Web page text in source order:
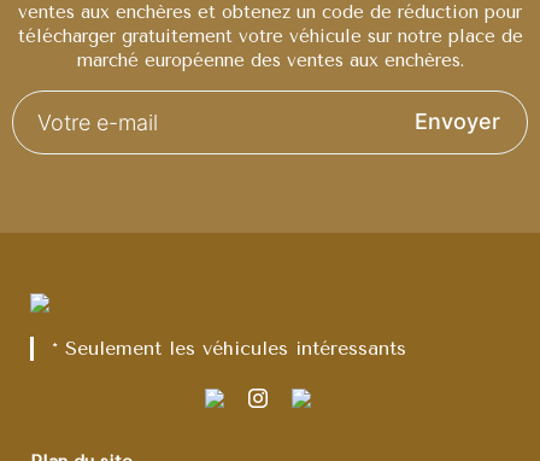
ventes aux enchères et obtenez un code de réduction pour
télécharger gratuitement votre véhicule sur notre place de
marché européenne des ventes aux enchères.
Envoyer
* Seulement les véhicules intéressants